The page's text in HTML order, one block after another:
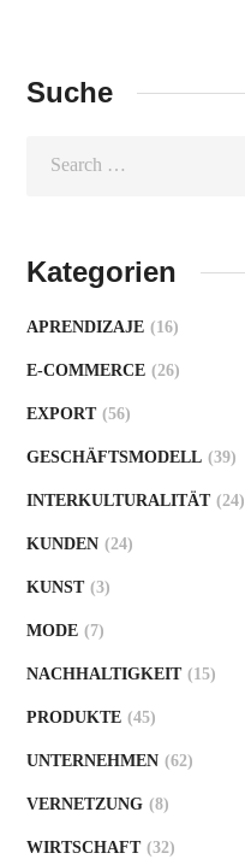
Suche
Kategorien
APRENDIZAJE (16)
E-COMMERCE (26)
EXPORT (56)
GESCHÄFTSMODELL (39)
INTERKULTURALITÄT (24)
KUNDEN (24)
KUNST (3)
MODE (7)
NACHHALTIGKEIT (15)
PRODUKTE (45)
UNTERNEHMEN (62)
VERNETZUNG (8)
WIRTSCHAFT (32)